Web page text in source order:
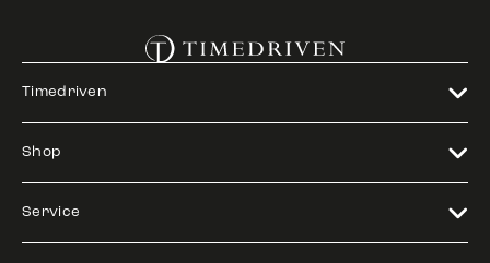
Timedriven
Shop
Service